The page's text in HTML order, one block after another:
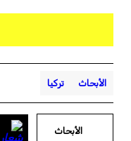
الأبحاث تركيا
الأبحاث